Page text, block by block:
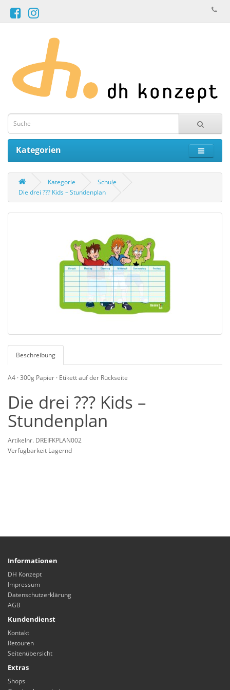
Kategorien
Kategorie
Schule
Die drei ??? Kids – Stundenplan
Beschreibung
A4 · 300g Papier · Etikett auf der Rückseite
Die drei ??? Kids –
Stundenplan
Artikelnr. DREIFKPLAN002
Verfügbarkeit Lagernd
Informationen
DH Konzept
Impressum
Datenschutzerklärung
AGB
Kundendienst
Kontakt
Retouren
Seitenübersicht
Extras
Shops